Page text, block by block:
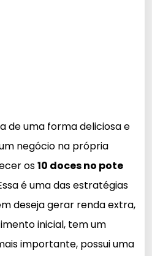
de uma forma deliciosa e
negócio na própria
os10 doces no pote
é uma das estratégias
deseja gerar renda extra,
inicial, tem um
importante, possui uma